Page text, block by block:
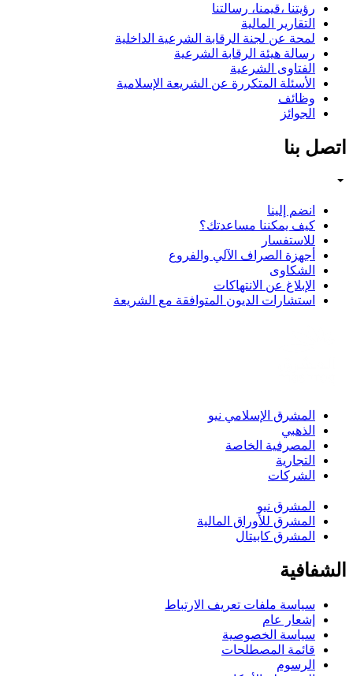
رؤيتنا ،قيمنا، رسالتنا
التقارير المالية
لمحة عن لجنة الرقابة الشرعية الداخلية
رسالة هيئة الرقابة الشرعية
الفتاوى الشرعية
الأسئلة المتكررة عن الشريعة الإسلامية
وظائف
الجوائز
اتصل بنا
انضم إلينا
كيف يمكننا مساعدتك؟
للاستفسار
أجهزة الصراف الآلي والفروع
الشكاوى
الإبلاغ عن الانتهاكات
استشارات الديون المتوافقة مع الشريعة
المشرق الإسلامي نيو
الذهبي
المصرفية الخاصة
التجارية
الشركات
المشرق نيو
المشرق للأوراق المالية
المشرق كابيتال
الشفافية
سياسة ملفات تعريف الارتباط
إشعار عام
سياسة الخصوصية
قائمة المصطلحات
الرسوم